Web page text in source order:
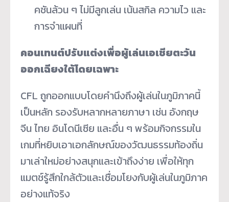
คชันล้วน ๆ ไม่มีลูกเล่น เน้นสกิล ความไว และ
การจำแผนที่
คอนเทนต์ปรับแต่งเพื่อผู้เล่นเอเชียตะวัน
ออกเฉียงใต้โดยเฉพาะ
CFL ถูกออกแบบโดยคำนึงถึงผู้เล่นในภูมิภาคนี้
เป็นหลัก รองรับหลากหลายภาษา เช่น อังกฤษ
จีน ไทย อินโดนีเซีย และอื่น ๆ พร้อมกิจกรรมใน
เกมที่หยิบเอาเอกลักษณ์ของวัฒนธรรมท้องถิ่น
มาเล่าใหม่อย่างสนุกและเข้าถึงง่าย เพื่อให้ทุก
แมตช์รู้สึกใกล้ตัวและเชื่อมโยงกับผู้เล่นในภูมิภาค
อย่างแท้จริง